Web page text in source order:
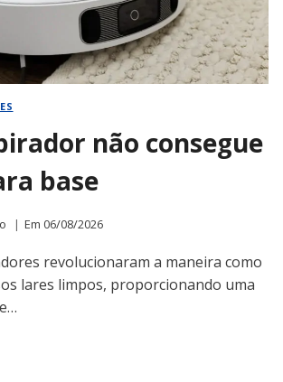
não consegue
base
Em 06/08/2026
revolucionaram a maneira como
lares limpos, proporcionando uma